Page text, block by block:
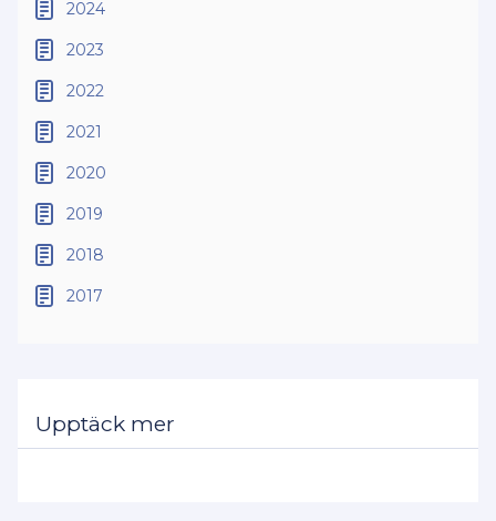
2024
2023
2022
2021
2020
2019
2018
2017
Upptäck mer